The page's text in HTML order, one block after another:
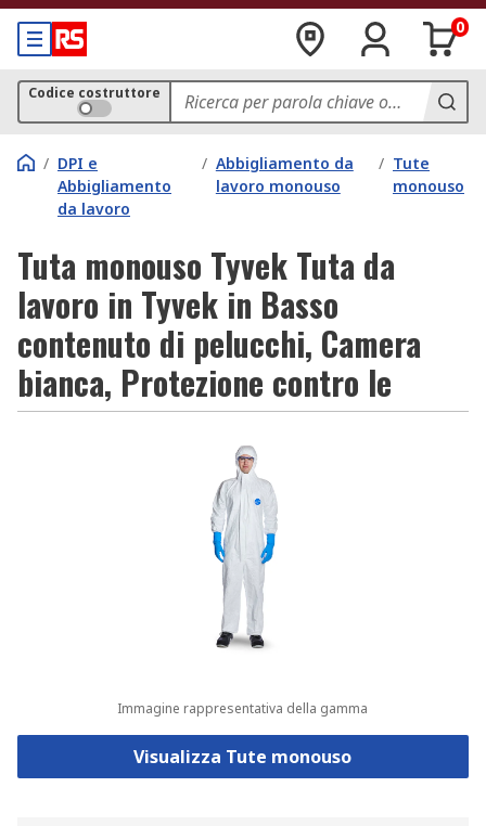
0
Codice costruttore
/ DPI e
Abbigliamento
da lavoro
/ Abbigliamento da
lavoro monouso
/ Tute
monouso
Tuta monouso Tyvek Tuta da
lavoro in Tyvek in Basso
contenuto di pelucchi, Camera
bianca, Protezione contro le
Immagine rappresentativa della gamma
Visualizza Tute monouso